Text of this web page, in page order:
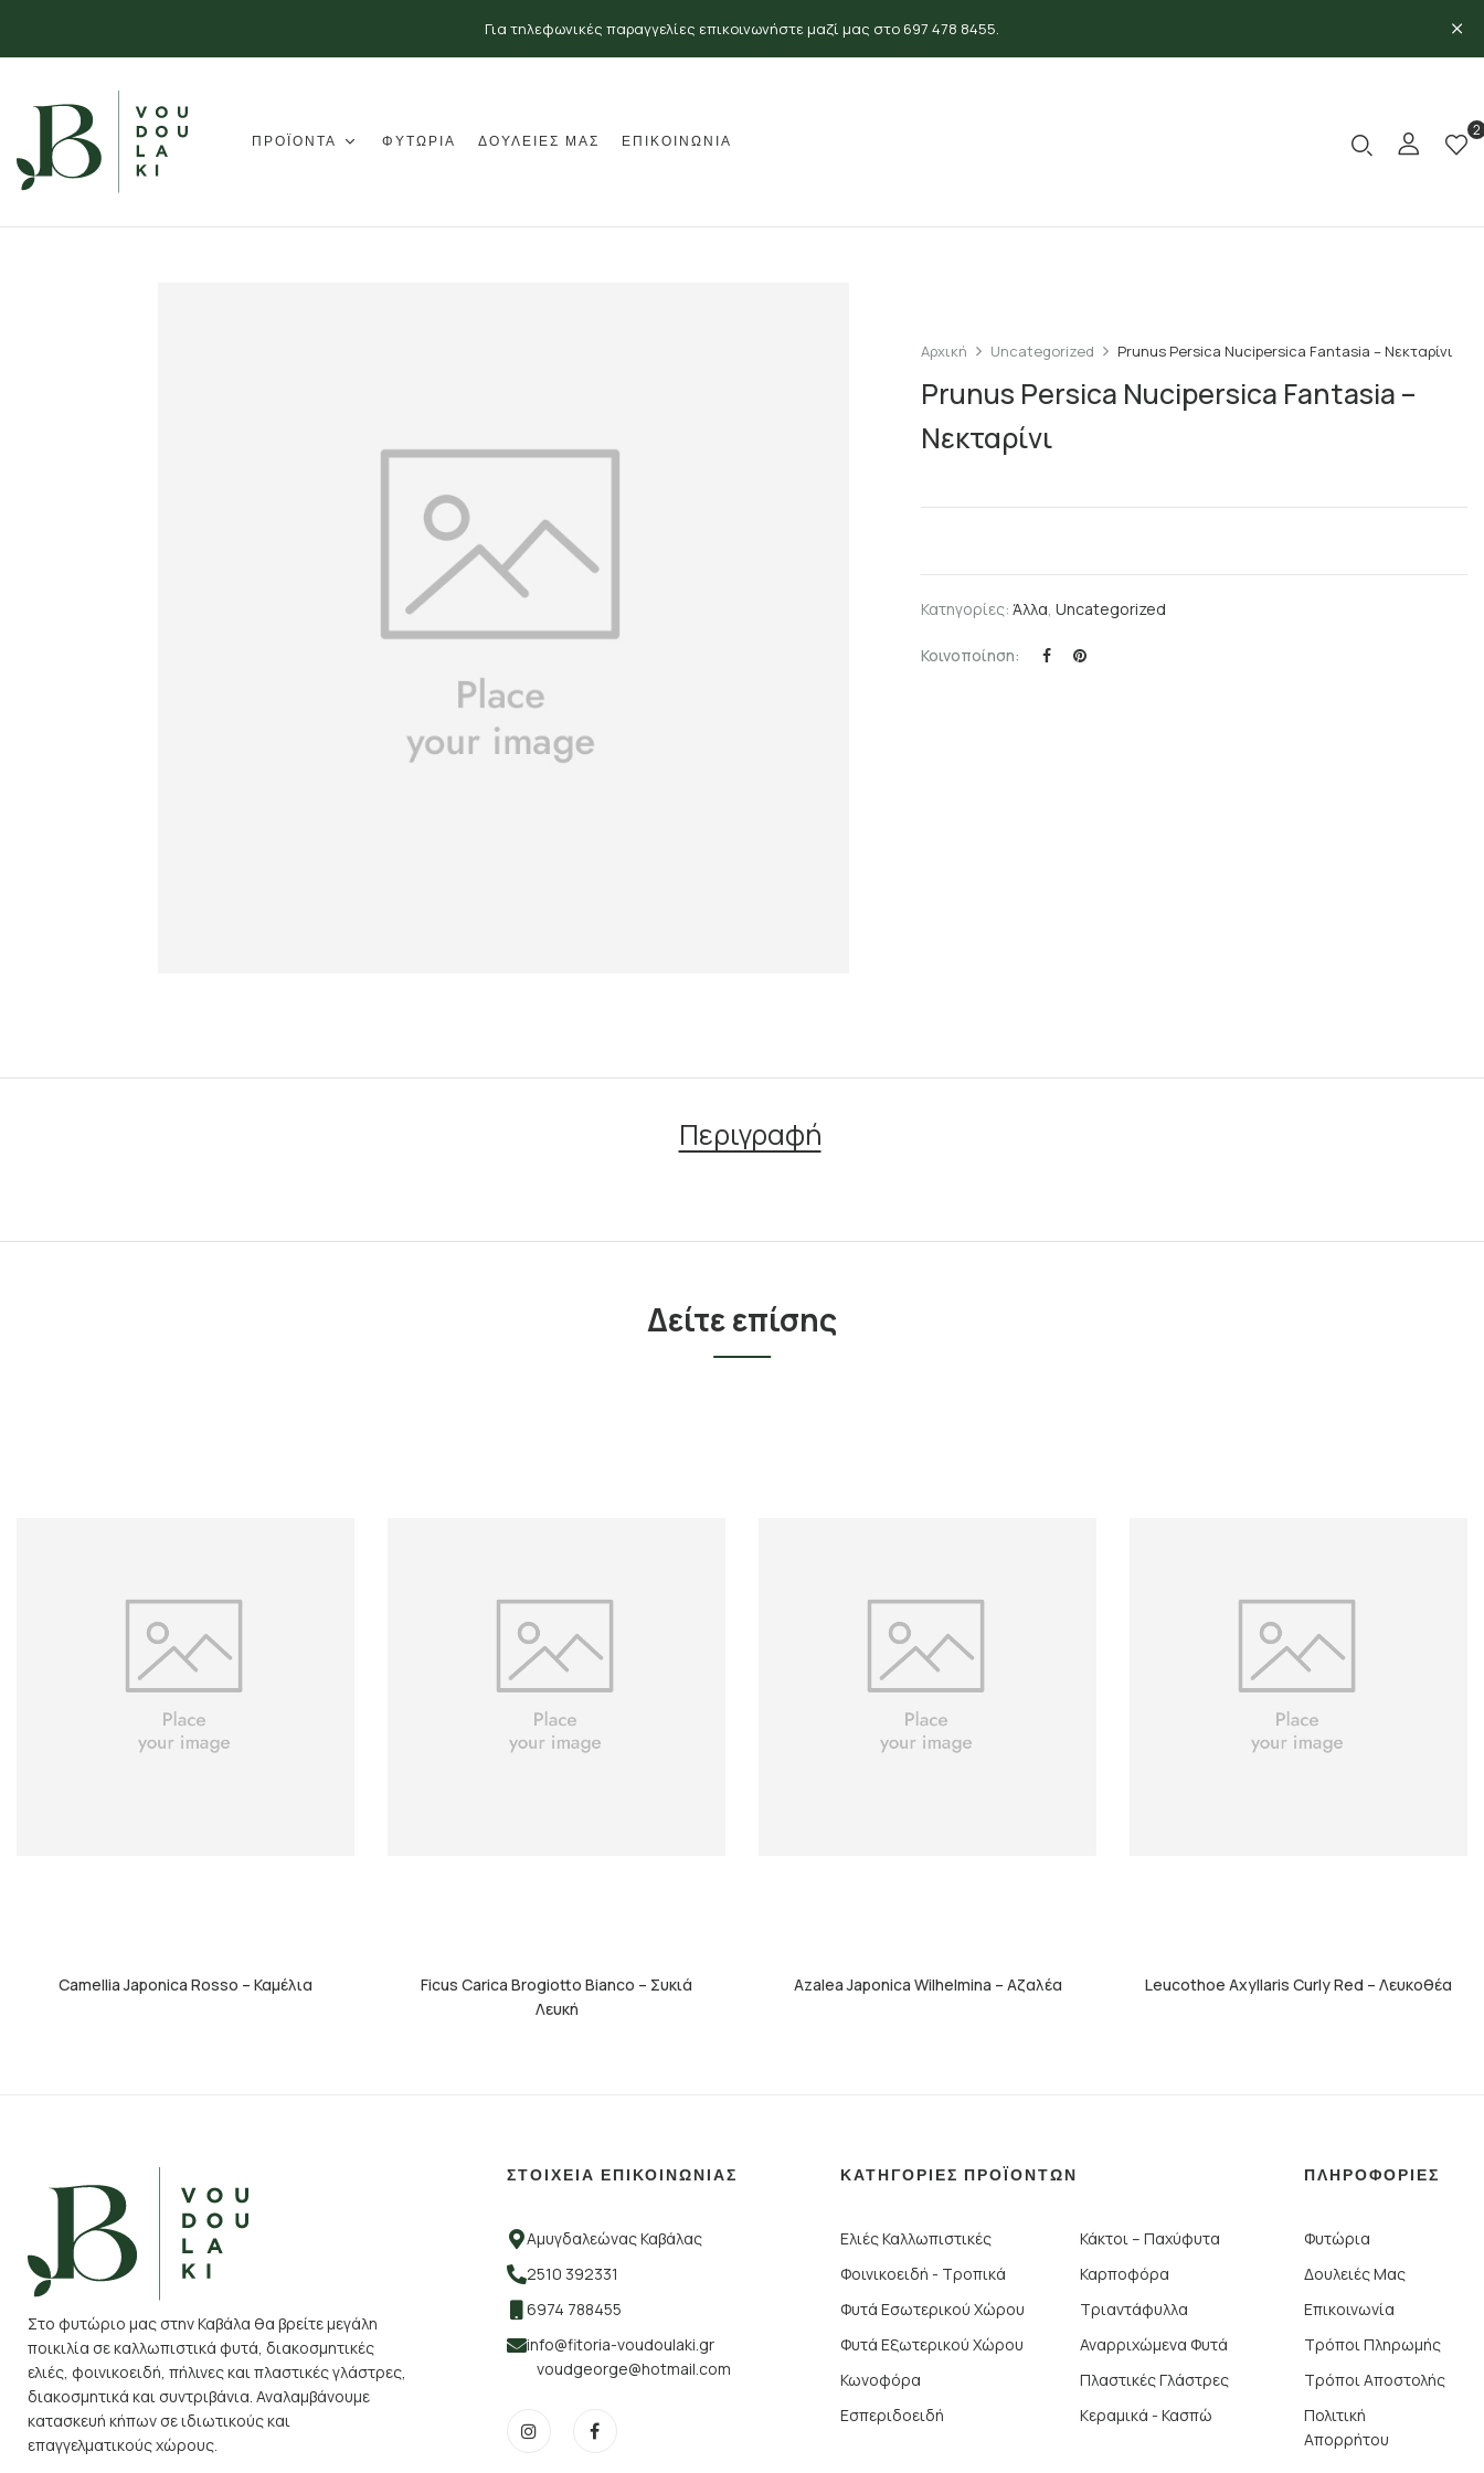
Για τηλεφωνικές παραγγελίες επικοινωνήστε μαζί μας στο 697 478 8455.
ΠΡΟΪΟΝΤΑ ΦΥΤΩΡΙΑ ΔΟΥΛΕΙΕΣ ΜΑΣ ΕΠΙΚΟΙΝΩΝΙΑ
2
Αρχική Uncategorized Prunus Persica Nucipersica Fantasia – Νεκταρίνι
Prunus Persica Nucipersica Fantasia –
Νεκταρίνι
Κατηγορίες: Άλλα, Uncategorized
Κοινοποίηση:
Περιγραφή
Δείτε επίσης
Camellia Japonica Rosso – Καμέλια
Ficus Carica Brogiotto Bianco – Συκιά
Λευκή
Azalea Japonica Wilhelmina – Αζαλέα Leucothoe Axyllaris Curly Red – Λευκοθέα
Στο φυτώριο μας στην Καβάλα θα βρείτε μεγάλη
ποικιλία σε καλλωπιστικά φυτά, διακοσμητικές
ελιές, φοινικοειδή, πήλινες και πλαστικές γλάστρες,
διακοσμητικά και συντριβάνια. Αναλαμβάνουμε
κατασκευή κήπων σε ιδιωτικούς και
επαγγελματικούς χώρους.
ΣΤΟΙΧΕΙΑ ΕΠΙΚΟΙΝΩΝΙΑΣ
Αμυγδαλεώνας Καβάλας
2510 392331
6974 788455
info@fitoria-voudoulaki.gr
voudgeorge@hotmail.com
ΚΑΤΗΓΟΡΙΕΣ ΠΡΟΪΟΝΤΩΝ
Ελιές Καλλωπιστικές
Φοινικοειδή - Τροπικά
Φυτά Εσωτερικού Χώρου
Φυτά Εξωτερικού Χώρου
Κωνοφόρα
Εσπεριδοειδή
Κάκτοι – Παχύφυτα
Καρποφόρα
Τριαντάφυλλα
Αναρριχώμενα Φυτά
Πλαστικές Γλάστρες
Κεραμικά - Κασπώ
ΠΛΗΡΟΦΟΡΙΕΣ
Φυτώρια
Δουλειές Μας
Επικοινωνία
Τρόποι Πληρωμής
Τρόποι Αποστολής
Πολιτική
Απορρήτου